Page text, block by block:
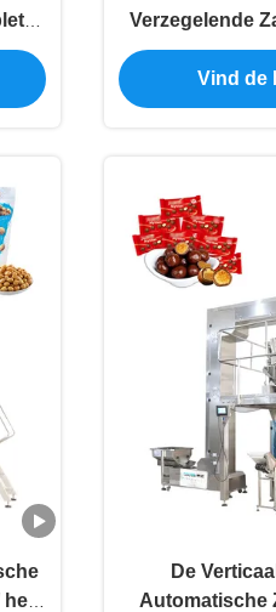
Verzegelende
verticale
Vind de
De
Automatische